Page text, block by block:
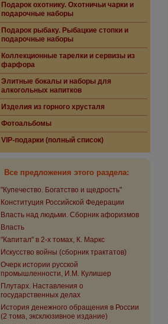
Подарок охотнику. Охотничьи чарки и
подарочные наборы
Подарок рыбаку. Рыбацкие стопки и
подарочные наборы
Коллекционные тарелки и сервизы из
фарфора
Элитные бокалы и наборы для
алкогольных напитков
Изделия из горного хрусталя
Фотоальбомы
VIP-подарки (полный список)
Все предложения этого раздела:
"Купечество. Богатство и щедрость"
Конституция Российской Федерации
Власть над людьми. Сборник афоризмов
Власть
"Капитал" в 2-х томах, К. Маркс
Искусство войны (сборник трактатов)
Очерк истории русской
промышленности, И.М. Кулишер
Плутарх. Наставления о
государственных делах
История денежного обращения в России
(2 тома, эксклюзивное издание)